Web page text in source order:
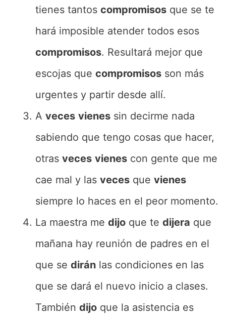
tienes tantos compromisos que se te
hará imposible atender todos esos
compromisos. Resultará mejor que
escojas que compromisos son más
urgentes y partir desde allí.
A veces vienes sin decirme nada
sabiendo que tengo cosas que hacer,
otras veces vienes con gente que me
cae mal y las veces que vienes
siempre lo haces en el peor momento.
La maestra me dijo que te dijera que
mañana hay reunión de padres en el
que se dirán las condiciones en las
que se dará el nuevo inicio a clases.
También dijo que la asistencia es